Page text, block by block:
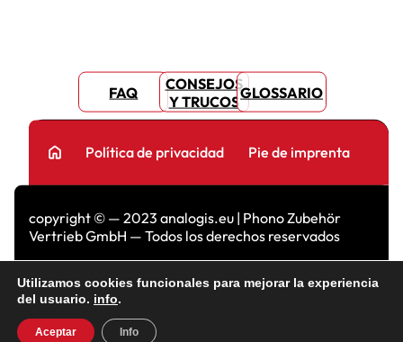
FAQ
CONSEJOS
Y TRUCOSGLOSSARIO
copyright © — 2023 analogis.eu | Phono Zubehör
Vertrieb GmbH — Todos los derechos reservados
home Política de privacidad Pie de imprenta
Utilizamos cookies funcionales para mejorar la experiencia
del usuario. info.
Aceptar Info